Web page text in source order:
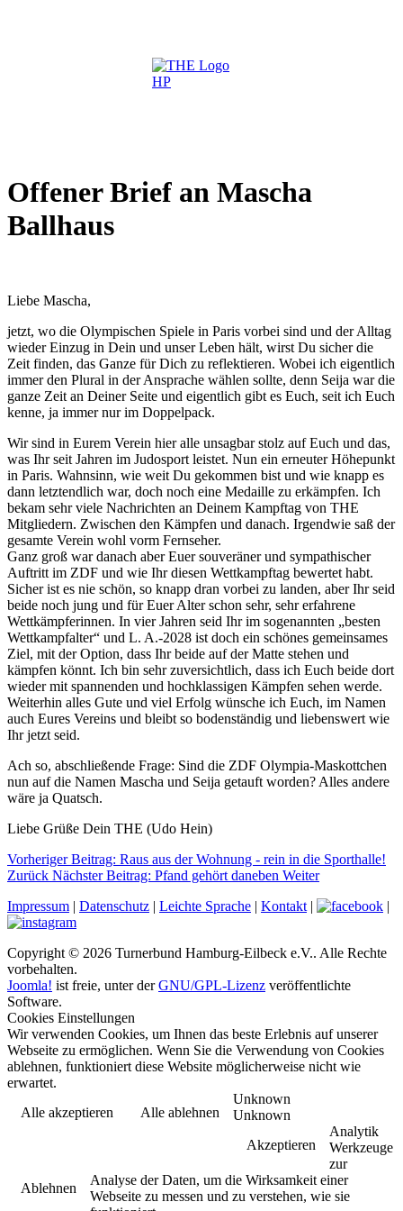
Offener Brief an Mascha
Ballhaus
Liebe Mascha,
jetzt, wo die Olympischen Spiele in Paris vorbei sind und der Alltag
wieder Einzug in Dein und unser Leben hält, wirst Du sicher die
Zeit finden, das Ganze für Dich zu reflektieren. Wobei ich eigentlich
immer den Plural in der Ansprache wählen sollte, denn Seija war die
ganze Zeit an Deiner Seite und eigentlich gibt es Euch, seit ich Euch
kenne, ja immer nur im Doppelpack.
Wir sind in Eurem Verein hier alle unsagbar stolz auf Euch und das,
was Ihr seit Jahren im Judosport leistet. Nun ein erneuter Höhepunkt
in Paris. Wahnsinn, wie weit Du gekommen bist und wie knapp es
dann letztendlich war, doch noch eine Medaille zu erkämpfen. Ich
bekam sehr viele Nachrichten an Deinem Kampftag von THE
Mitgliedern. Zwischen den Kämpfen und danach. Irgendwie saß der
gesamte Verein wohl vorm Fernseher.
Ganz groß war danach aber Euer souveräner und sympathischer
Auftritt im ZDF und wie Ihr diesen Wettkampftag bewertet habt.
Sicher ist es nie schön, so knapp dran vorbei zu landen, aber Ihr seid
beide noch jung und für Euer Alter schon sehr, sehr erfahrene
Wettkämpferinnen. In vier Jahren seid Ihr im sogenannten „besten
Wettkampfalter“ und L. A.-2028 ist doch ein schönes gemeinsames
Ziel, mit der Option, dass Ihr beide auf der Matte stehen und
kämpfen könnt. Ich bin sehr zuversichtlich, dass ich Euch beide dort
wieder mit spannenden und hochklassigen Kämpfen sehen werde.
Weiterhin alles Gute und viel Erfolg wünsche ich Euch, im Namen
auch Eures Vereins und bleibt so bodenständig und liebenswert wie
Ihr jetzt seid.
Ach so, abschließende Frage: Sind die ZDF Olympia-Maskottchen
nun auf die Namen Mascha und Seija getauft worden? Alles andere
wäre ja Quatsch.
Liebe Grüße Dein THE (Udo Hein)
Vorheriger Beitrag: Raus aus der Wohnung - rein in die Sporthalle!
Zurück Nächster Beitrag: Pfand gehört daneben Weiter
Impressum | Datenschutz | Leichte Sprache | Kontakt | |
Copyright © 2026 Turnerbund Hamburg-Eilbeck e.V.. Alle Rechte
vorbehalten.
Joomla! ist freie, unter derGNU/GPL-Lizenz veröffentlichte
Software.
Cookies Einstellungen
Wir verwenden Cookies, um Ihnen das beste Erlebnis auf unserer
Webseite zu ermöglichen. Wenn Sie die Verwendung von Cookies
ablehnen, funktioniert diese Website möglicherweise nicht wie
erwartet.
Alle akzeptieren
Alle ablehnen
Unknown
Unknown
Akzeptieren
Ablehnen
Analytik
Werkzeuge
zur
Analyse der Daten, um die Wirksamkeit einer
Webseite zu messen und zu verstehen, wie sie